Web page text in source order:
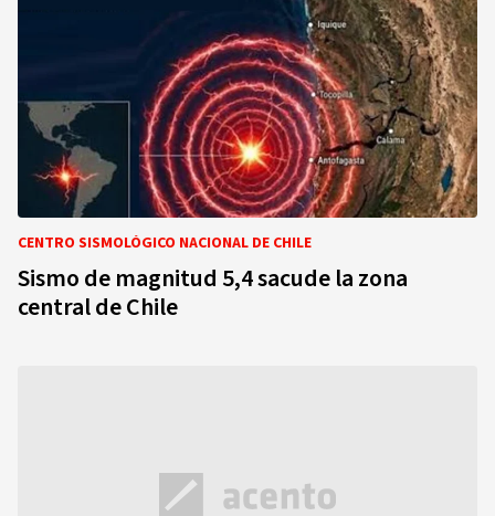
CENTRO SISMOLÓGICO NACIONAL DE CHILE
Sismo de magnitud 5,4 sacude la zona
central de Chile